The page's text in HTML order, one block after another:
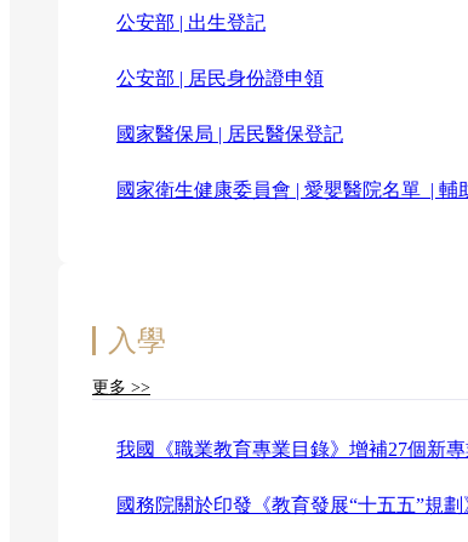
公安部 | 出生登記
公安部 | 居民身份證申領
國家醫保局 | 居民醫保登記
國家衛生健康委員會 | 愛嬰醫院名單 | 輔
入學
更多 >>
我國《職業教育專業目錄》增補27個新專
國務院關於印發《教育發展“十五五”規